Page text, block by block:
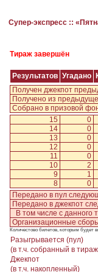
Супер-экспресс ::
Тираж завершён
Результатов Угадано
Получен джекпот
Получено из
Собрано в призовой
15
0
14
0
13
0
12
0
11
0
10
2
9
1
8
0
Передано в пул
Передано в джекпот
В том числе с данного
Организационные
Количестово билетов, которым будет
Разыгрывается (пул)
(в т.ч. собранный в
Джекпот
(в т.ч. накопленный)